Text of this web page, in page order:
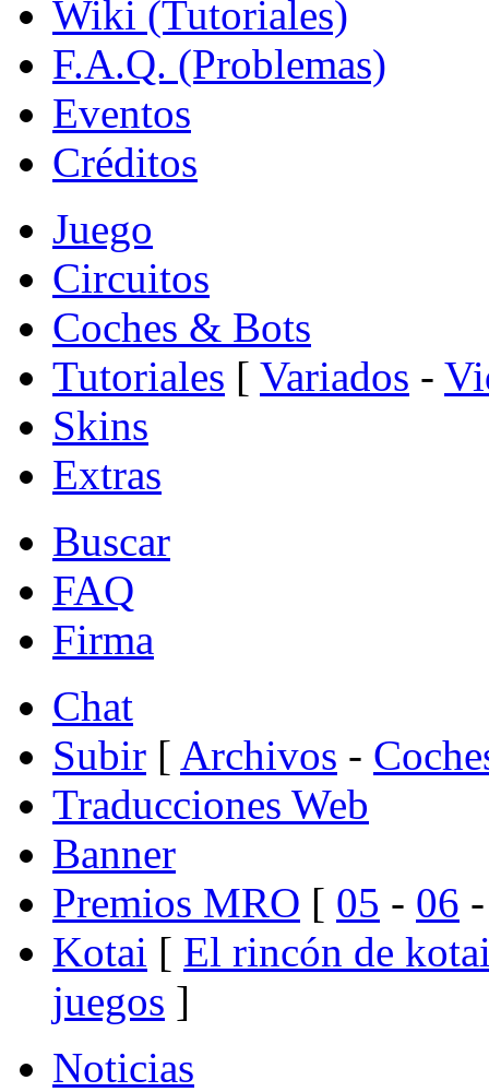
Wiki (Tutoriales)
F.A.Q. (Problemas)
Eventos
Créditos
Juego
Circuitos
Coches & Bots
Tutoriales [ Variados -
Skins
Extras
Buscar
FAQ
Firma
Chat
Subir [ Archivos -
Traducciones Web
Banner
Premios MRO [ 05 - 06
Kotai [ El rincón de
juegos ]
Noticias